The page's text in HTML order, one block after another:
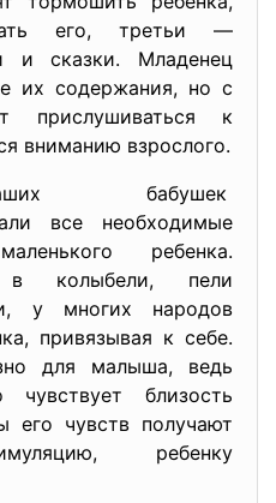
его, третьи —
и сказки. Младенец
их содержания, но с
прислушиваться к
вниманию взрослого.
бабушек
все необходимые
ребенка.
в колыбели, пели
у многих народов
привязывая к себе.
для малыша, ведь
близость
его чувств получают
ребенку